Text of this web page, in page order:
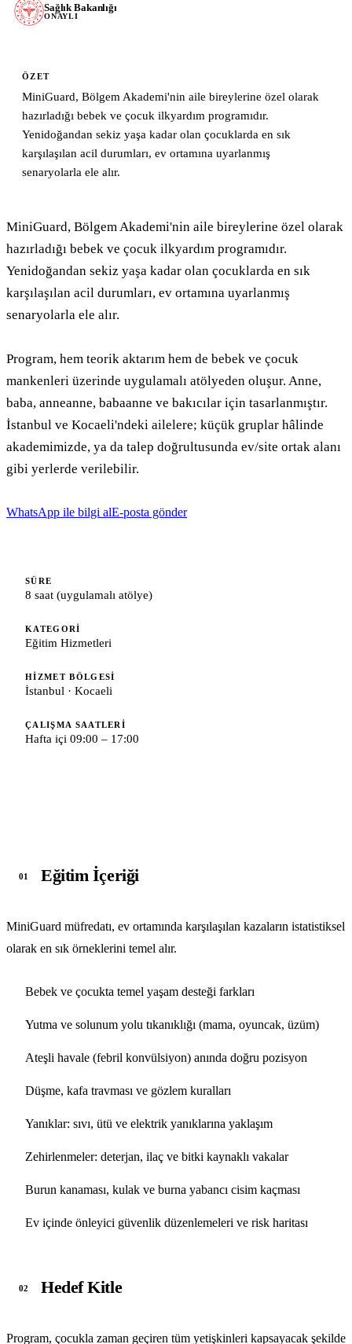
Mevzuat & Yönetmelik
Vaka Çalışmaları
Formlar & Materyaller
Hakkımızda
WhatsAppMail Gönder
Sağlık Bakanlığı
ONAYLI
ÖZET
MiniGuard, Bölgem Akademi'nin aile bireylerine özel olarak
hazırladığı bebek ve çocuk ilkyardım programıdır.
Yenidoğandan sekiz yaşa kadar olan çocuklarda en sık
karşılaşılan acil durumları, ev ortamına uyarlanmış
senaryolarla ele alır.
MiniGuard, Bölgem Akademi'nin aile bireylerine özel olarak
hazırladığı bebek ve çocuk ilkyardım programıdır.
Yenidoğandan sekiz yaşa kadar olan çocuklarda en sık
karşılaşılan acil durumları, ev ortamına uyarlanmış
senaryolarla ele alır.
Program, hem teorik aktarım hem de bebek ve çocuk
mankenleri üzerinde uygulamalı atölyeden oluşur. Anne,
baba, anneanne, babaanne ve bakıcılar için tasarlanmıştır.
İstanbul ve Kocaeli'ndeki ailelere; küçük gruplar hâlinde
akademimizde, ya da talep doğrultusunda ev/site ortak alanı
gibi yerlerde verilebilir.
WhatsApp ile bilgi alE-posta gönder
SÜRE
8 saat (uygulamalı atölye)
KATEGORI
Eğitim Hizmetleri
HIZMET BÖLGESI
İstanbul · Kocaeli
ÇALIŞMA SAATLERI
Hafta içi 09:00 – 17:00
01 Eğitim İçeriği
MiniGuard müfredatı, ev ortamında karşılaşılan kazaların istatistiksel
olarak en sık örneklerini temel alır.
Bebek ve çocukta temel yaşam desteği farkları
Yutma ve solunum yolu tıkanıklığı (mama, oyuncak, üzüm)
Ateşli havale (febril konvülsiyon) anında doğru pozisyon
Düşme, kafa travması ve gözlem kuralları
Yanıklar: sıvı, ütü ve elektrik yanıklarına yaklaşım
Zehirlenmeler: deterjan, ilaç ve bitki kaynaklı vakalar
Burun kanaması, kulak ve burna yabancı cisim kaçması
Ev içinde önleyici güvenlik düzenlemeleri ve risk haritası
02 Hedef Kitle
Program, çocukla zaman geçiren tüm yetişkinleri kapsayacak şekilde